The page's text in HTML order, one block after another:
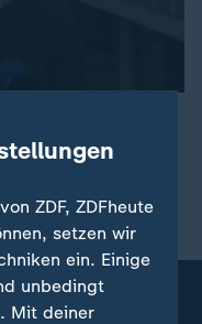
Für den
Regeln gelockert.
ZDF, ZDFheute
setzen wir
ein. Einige
unbedingt
Mit deiner